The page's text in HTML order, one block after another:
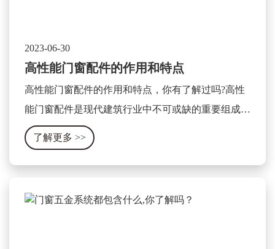
2023-06-30
高性能门窗配件的作用和特点
高性能门窗配件的作用和特点，你有了解过吗?高性
能门窗配件是现代建筑行业中不可或缺的重要组成部
分，它可以显著提升门窗的使用性能和安全性。其作
用和特点可以被总结为以下几个方面。
了解更多 >>